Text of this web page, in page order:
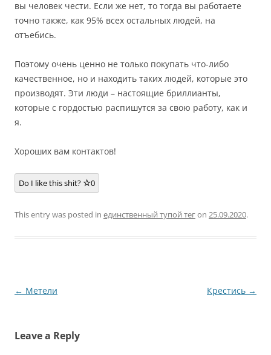
вы человек чести. Если же нет, то тогда вы работаете
точно также, как 95% всех остальных людей, на
отъебись.
Поэтому очень ценно не только покупать что-либо
качественное, но и находить таких людей, которые это
производят. Эти люди – настоящие бриллианты,
которые с гордостью распишутся за свою работу, как и
я.
Хороших вам контактов!
Do I like this shit? 0
This entry was posted in единственный тупой тегon 25.09.2020.
Post
← Метели Крестись →
Leave a Reply